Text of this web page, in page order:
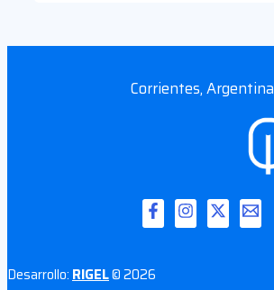
Corrientes, Argentina
Desarrollo: RIGEL© 2026